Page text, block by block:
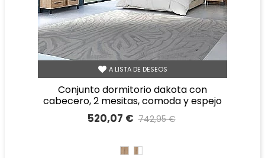
A LISTA DE DESEOS
conjunto dormitorio dakota con
cabecero, 2 mesitas, comoda y espejo
520,07 € 742,95 €
ROBLEROBLE